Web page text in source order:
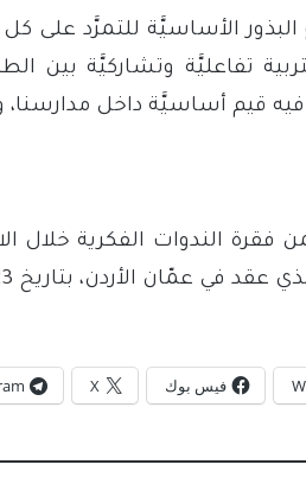
البذور الأساسيَّة للتمرَّد
تفاعليَّة وتشاركيَّة بين
قيم أساسيَّة داخل مدارسنا،
الندوات الفكرية خلال
في عمّان الأردن، بتاريخ 23 نوفمبر 2019.
فيس بوك X